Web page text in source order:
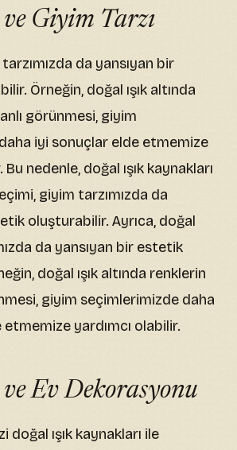
Giyim Tarzı
tarzımızda da yansıyan bir
Örneğin, doğal ışık altında
görünmesi, giyim
iyi sonuçlar elde etmemize
nedenle, doğal ışık kaynakları
giyim tarzımızda da
oluşturabilir. Ayrıca, doğal
da yansıyan bir estetik
doğal ışık altında renklerin
giyim seçimlerimizde daha
yardımcı olabilir.
Ev Dekorasyonu
doğal ışık kaynakları ile